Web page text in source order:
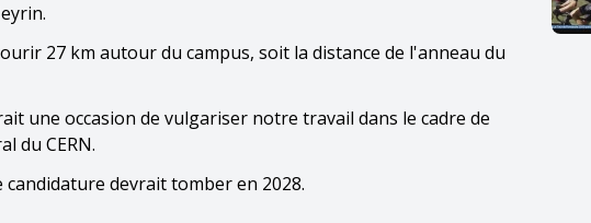
27 km autour du campus, soit la distance de l'anneau du
une occasion de vulgariser notre travail dans le cadre de
du CERN.
devrait tomber en 2028.